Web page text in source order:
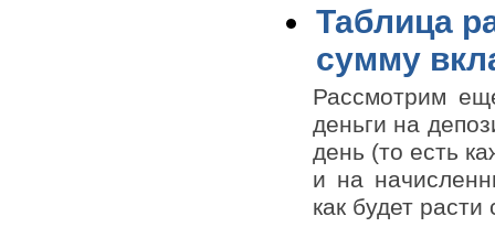
Таблица
сумму
Рассмотрим
деньги на
день (то есть
и на
как будет